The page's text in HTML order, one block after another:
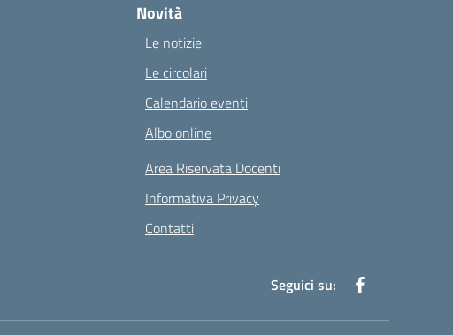
Novità
Le notizie
Le circolari
Calendario eventi
Albo online
Area Riservata Docenti
Informativa Privacy
Contatti
Seguici su: